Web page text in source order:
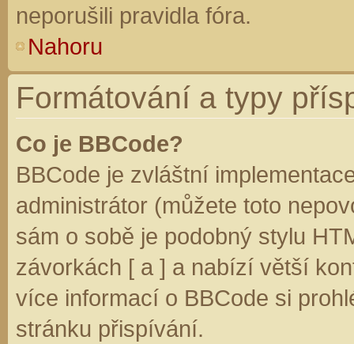
neporušili pravidla fóra.
Nahoru
Formátování a typy
Co je BBCode?
BBCode je zvláštní
administrátor (můžete toto
sám o sobě je podobný stylu
závorkách [ a ] a nabízí větší
více informací o BBCode si
stránku přispívání.